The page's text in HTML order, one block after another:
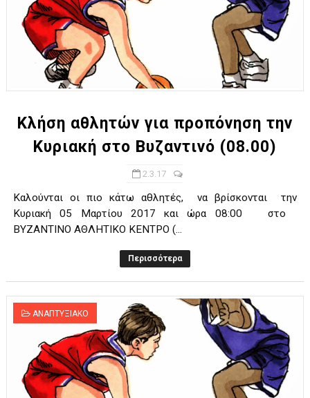
Κλήση αθλητών για προπόνηση την
Κυριακή στο Βυζαντινό (08.00)
2.3.17
Καλούνται οι πιο κάτω αθλητές, να βρίσκονται την
Κυριακή 05 Μαρτίου 2017 και ώρα 08:00 στο
ΒΥΖΑΝΤΙΝΟ ΑΘΛΗΤΙΚΟ ΚΕΝΤΡΟ (...
Περισσότερα
ΑΝΑΠΤΥΞΙΑΚΟ